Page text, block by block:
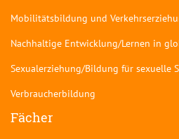
Mobilitätsbildung und
Nachhaltige Entwicklung/Lernen in
Sexualerziehung/Bildung für sexuelle
Verbraucherbildung
Fächer